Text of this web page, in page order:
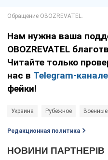
Нам нужна ваша
OBOZREVATEL
Читайте только
нас в Telegram-канале
фейки!
Украина Рубежное Военные
Редакционная политика